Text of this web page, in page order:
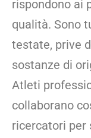
rispondono ai
qualità. Sono
testate, prive
sostanze di
Atleti
collaborano
ricercatori per